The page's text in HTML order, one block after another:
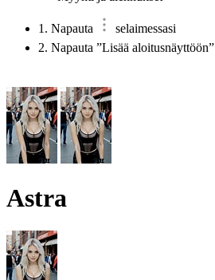
1. Napauta
selaimessasi
2. Napauta ”Lisää aloitusnäyttöön”
Astra